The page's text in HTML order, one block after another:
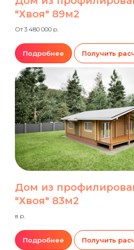
"Хвоя" 89м2
От 3 480 000 р.
Подробнее Получить
Дом из
"Хвоя" 83м2
в р.
Подробнее Получить